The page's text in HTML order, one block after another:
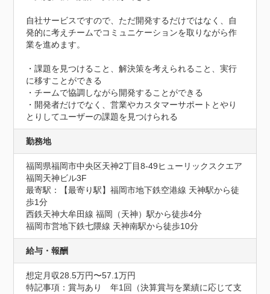
自社サービスですので、ただ開発するだけではなく、自
発的に考えチームでコミュニケーションを取りながら作
業を進めます。
・課題を見つけること、解決策を考えられること、実行
に移すことができる
・チームで協調しながら開発することができる
・開発者だけでなく、営業やカスタマーサポートとやり
とりしてユーザーの課題を見つけられる
勤務地
福岡県福岡市中央区天神2丁目8-49ヒューリックスクエア
福岡天神ビル3F
最寄駅：【最寄り駅】福岡市地下鉄空港線 天神駅から徒
歩1分
西鉄天神大牟田線 福岡（天神）駅から徒歩4分
福岡市営地下鉄七隈線 天神南駅から徒歩10分
給与・報酬
想定月収28.5万円〜57.1万円
特記事項：賞与あり　年1回（決算賞与を業績に応じて支